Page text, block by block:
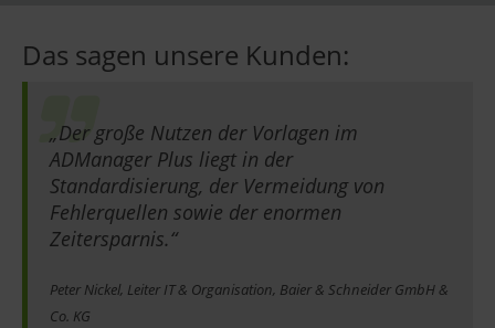
Das sagen unsere Kunden:
„Der große Nutzen der Vorlagen im
ADManager Plus liegt in der
Standardisierung, der Vermeidung von
Fehlerquellen sowie der enormen
Zeitersparnis.“
Peter Nickel, Leiter IT & Organisation, Baier & Schneider GmbH &
Co. KG